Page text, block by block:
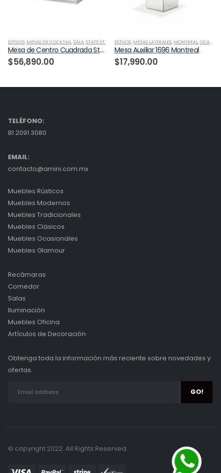
ESTILOS, MESAS DE COCKTAIL,SALA,STATE ST.
Mesa de Centro Cuadrada State St.
$56,890.00
ESTILOS, MESAS LATERALES, MONTREAL,OCASIONALES
Mesa Auxiliar 1696 Montreal
$17,990.00
TELÉFONO:
81 2091 3080
EMAIL:
contacto@amini.com.mx
Muebles Rústicos
Muebles Modernos
Muebles Tradicionales
Muebles Clásicos
Muebles Ocasionales
Muebles Glamour
Recámaras
Comedor
Salas
Iluminación
Muebles Oficina
Artículos de Decoración
Obtenga toda la información más reciente sobre novedades y
ofertas.
© copyright 2022. All Rights Reserved.